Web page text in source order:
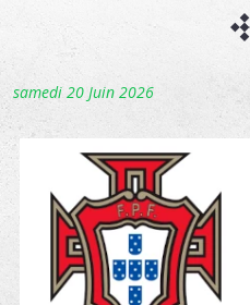
samedi 20 Juin 2026